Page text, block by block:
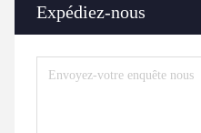
Expédiez-nous